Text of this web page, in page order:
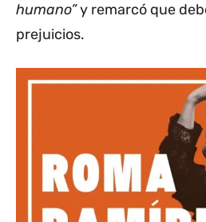
humano”y remarcó que
prejuicios.